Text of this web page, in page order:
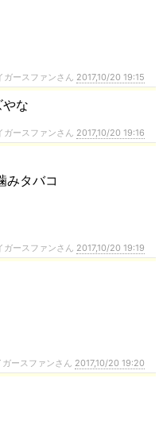
ースファンさん 2017,10/20 19:15
な
ースファンさん 2017,10/20 19:16
みタバコ
ースファンさん 2017,10/20 19:19
ースファンさん 2017,10/20 19:20